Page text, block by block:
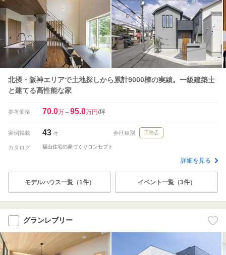
北摂・阪神エリアで土地探しから累計9000棟の実績。一級建築士
と建てる高性能な家
参考価格 70.0万～95.0万円/坪
実例掲載 43 件 会社種別 工務店
カタログ 福山住宅の家づくりコンセプト
詳細を見る
モデルハウス一覧（1件） イベント一覧（3件）
グランレブリー